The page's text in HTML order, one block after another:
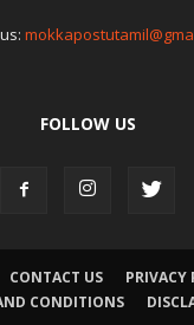
FOLLOW US
CONTACT US
PRIVACY
CONDITIONS